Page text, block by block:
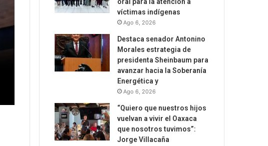
víctimas indígenas
Ago 6, 2026
Destaca senador Antonino
Morales estrategia de
presidenta Sheinbaum para
avanzar hacia la Soberanía
Energética y
Ago 6, 2026
“Quiero que nuestros hijos
vuelvan a vivir el Oaxaca
que nosotros tuvimos”:
Jorge Villacaña